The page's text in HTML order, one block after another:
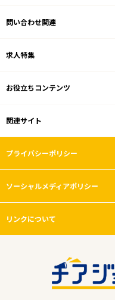
フリーワード
問い合わせ関連
求人特集
お役立ちコンテンツ
関連サイト
プライバシーポリシー
ソーシャルメディアポリシー
リンクについて